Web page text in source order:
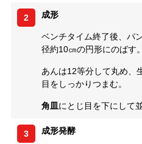
2 成形
ベンチタイム終了後、パ
径約10㎝の円形にのばす。
あんは12等分して丸め、
目をしっかりつまむ。
角皿にとじ目を下にして
3 成形発酵